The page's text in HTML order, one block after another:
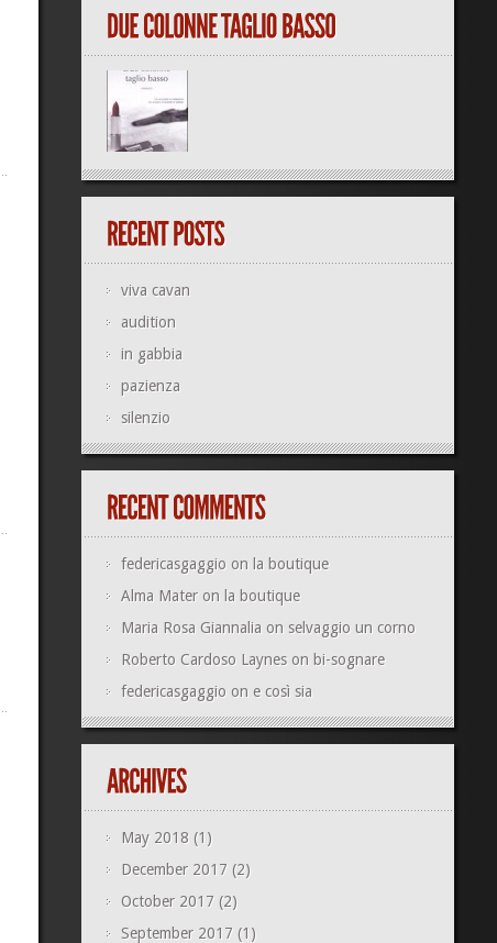
viva cavan
audition
in gabbia
pazienza
silenzio
federicasgaggioon la boutique
Alma Materon la boutique
Maria Rosa Giannalia on selvaggio un corno
Roberto Cardoso Layneson bi-sognare
federicasgaggioon e così sia
May 2018(1)
December 2017(2)
October 2017(2)
September 2017(1)